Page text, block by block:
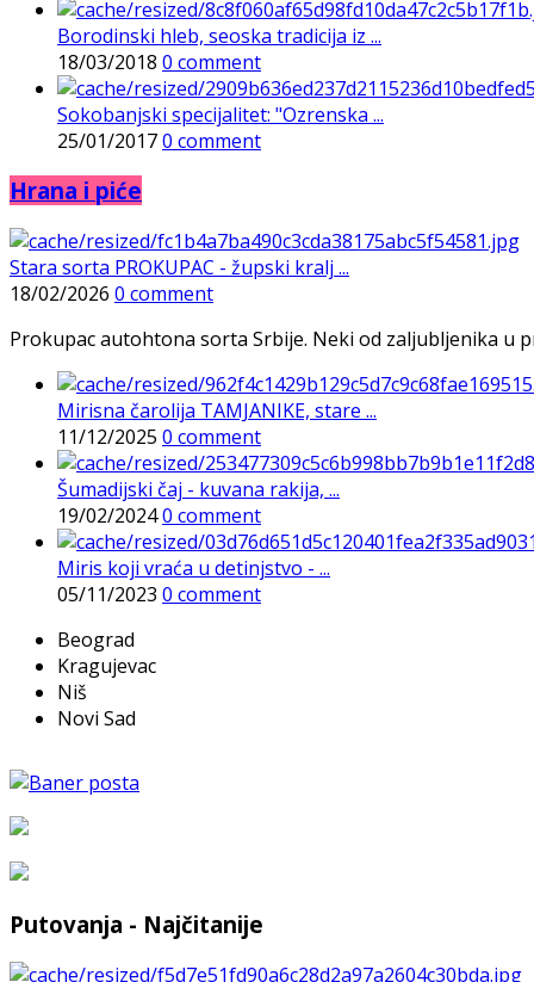
Borodinski hleb, seoska tradicija iz ...
18/03/2018 0 comment
Sokobanjski specijalitet: "Ozrenska ...
25/01/20170 comment
Hrana i piće
Stara sorta PROKUPAC - župski kralj ...
18/02/2026 0 comment
Prokupac autohtona sorta Srbije. Neki od zaljubljenika u
Mirisna čarolija TAMJANIKE, stare ...
11/12/2025 0 comment
Šumadijski čaj - kuvana rakija, ...
19/02/20240 comment
Miris koji vraća u detinjstvo - ...
05/11/2023 0 comment
Beograd
Kragujevac
Niš
Novi Sad
Putovanja - Najčitanije